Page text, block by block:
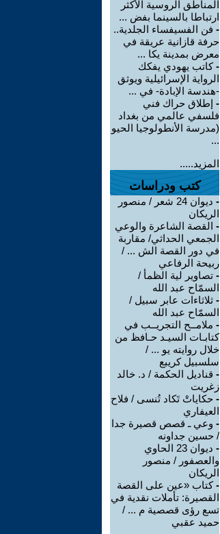
المناطق الروسية الأكثر
ارتباطا بالسينما بفض ...
- فن الفسيفساء الجلدية..
حرفة قازانية عريقة في
معرض بمدينة يكا ...
-كاتب يهودي يفكك
الرواية الإسرائيلية ويوثق
-هندسة الإبادة- في ...
- إطلاق حراك فني
فلسفي عالمي من بغداد
(مدرسة الأنطولوجيا الحيو
...
المزيد.....
كتب ودراسات
-
ديوان 24 شعر / منصور
الريكان
- القصة الشاعرة والوعي
الجمعي الحداثي/ مقاربة
في دور القصة الش ... /
ربيحة الرفاعي
- تصاوير لية الظمأ /
السمّاح عبد الله
- ثلاثاءات عابر سبيل /
السمّاح عبد الله
- ملامــح التجريــب في
كتابـات السيـد حـافظ من
خلال روايته يو ... /
سلسبيل كريبع
- قناديل الحكمة / د. خالد
زغريت
- حكاياتْ تَكاد تُنسى / فلاح
العيفاري
- وعي ـ قصص قصيرة جدا
/ حسين جداونه
-
ديوان 23 الحاوي
والعصفور / منصور
الريكان
-كتاب «عين على القصة
القصيرة: تأملات نقدية في
تسع رؤى قصصية م ... /
حميد عقبي